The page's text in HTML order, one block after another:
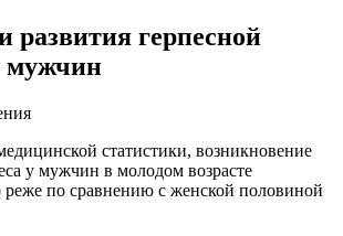
развития герпесной
мужчин
статистики, возникновение
у мужчин в молодом возрасте
реже по сравнению с женской половиной